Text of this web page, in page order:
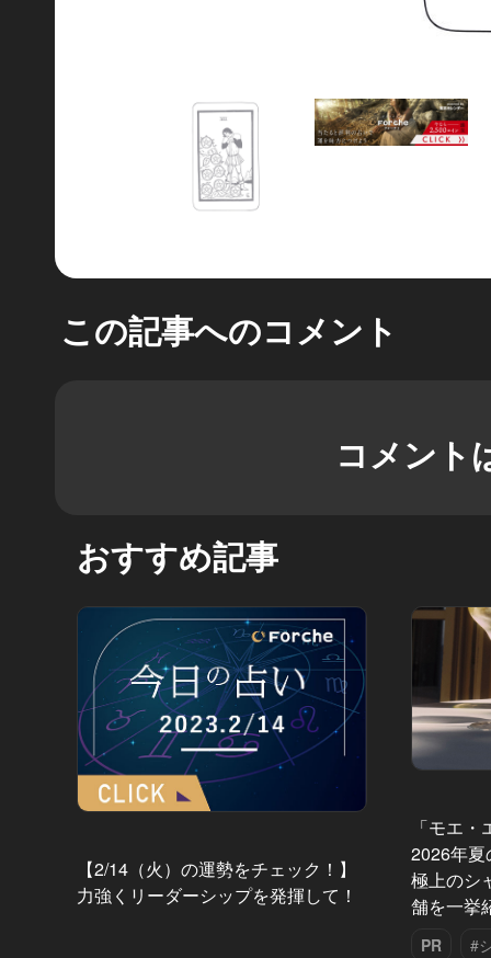
この記事へのコメント
コメント
おすすめ記事
【2/14（火）の運勢をチェック！】
力強くリーダーシップを発揮して！
「モエ
2026年夏
極上のシ
舗を一挙
PR #